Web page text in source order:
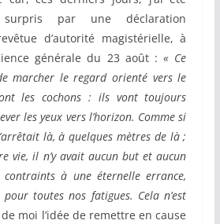
surpris par une déclaration
d’autorité magistérielle, à
générale du 23 août :« Ce
marcher le regard orienté vers le
les cochons : ils vont toujours
les yeux vers l’horizon. Comme si
là, à quelques mètres de là ;
vie, il n’y avait aucun but et aucun
à une éternelle errance,
toutes nos fatigues. Cela n’est
moi l’idée de remettre en cause